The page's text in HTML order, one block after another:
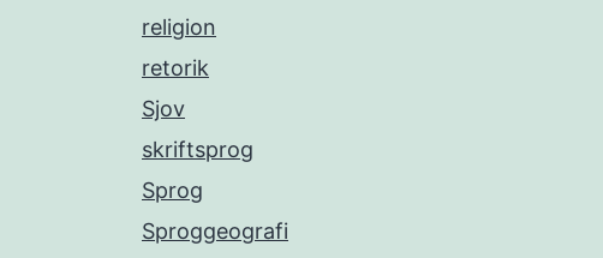
religion
retorik
Sjov
skriftsprog
Sprog
Sproggeografi